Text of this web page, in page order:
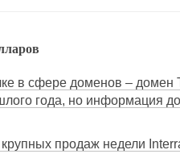
в сфере доменов –
года, но информация
продаж недели